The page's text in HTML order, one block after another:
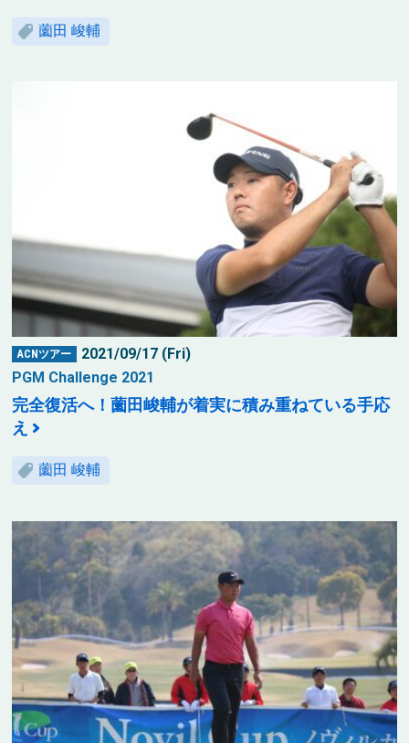
薗田 峻輔
ACNツアー
2021/09/17 (Fri)
PGM Challenge 2021
完全復活へ！薗田峻輔が着実に積み重ねている手応
え
薗田 峻輔